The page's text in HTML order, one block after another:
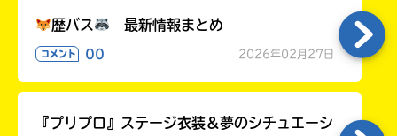
歴バス 最新情報まとめ
コメント 00 2026年02月27日
『プリプロ』ステージ衣装＆夢のシチュエーシ